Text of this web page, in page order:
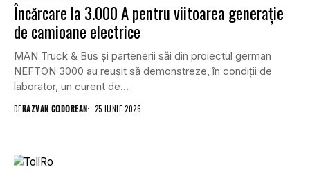
Încărcare la 3.000 A pentru viitoarea generație
de camioane electrice
MAN Truck & Bus și partenerii săi din proiectul german
NEFTON 3000 au reușit să demonstreze, în condiții de
laborator, un curent de...
DERAZVAN CODOREAN 25 IUNIE 2026